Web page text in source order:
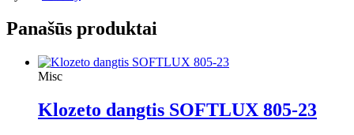
Panašūs produktai
Misc
Klozeto dangtis SOFTLUX 805-23